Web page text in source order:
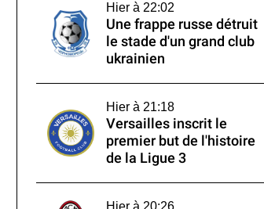
Hier à 22:02
Une frappe russe détruit
le stade d'un grand club
ukrainien
Hier à 21:18
Versailles inscrit le
premier but de l'histoire
de la Ligue 3
Hier à 20:26